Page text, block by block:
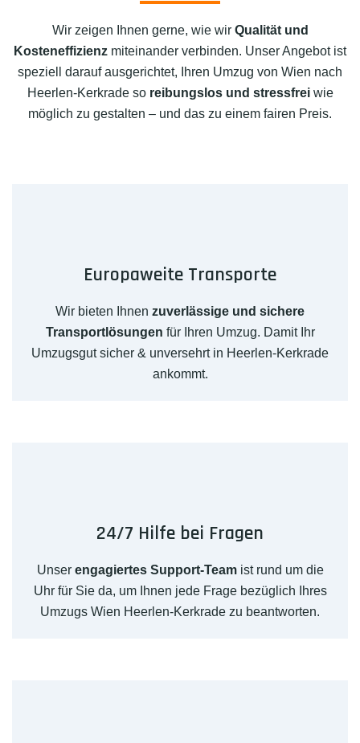
Wir zeigen Ihnen gerne, wie wir Qualität und
Kosteneffizienz miteinander verbinden. Unser Angebot ist
speziell darauf ausgerichtet, Ihren Umzug von Wien nach
Heerlen-Kerkrade so reibungslos und stressfreiwie
möglich zu gestalten – und das zu einem fairen Preis.
Europaweite Transporte
Wir bieten Ihnen zuverlässige und sichere
Transportlösungen für Ihren Umzug. Damit Ihr
Umzugsgut sicher & unversehrt in Heerlen-Kerkrade
ankommt.
24/7 Hilfe bei Fragen
Unser engagiertes Support-Teamist rund um die
Uhr für Sie da, um Ihnen jede Frage bezüglich Ihres
Umzugs Wien Heerlen-Kerkrade zu beantworten.